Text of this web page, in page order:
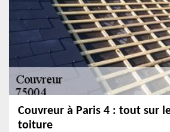
Couvreur à Paris 4 : tout sur
toiture